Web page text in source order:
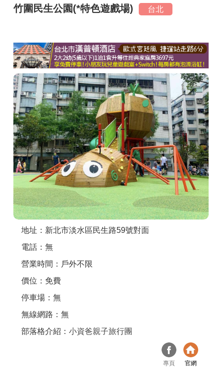
最新留言
商家合作
推薦景點
討論區
聯絡我們
APP下載
竹圍民生公園(*特色遊戲場) 台北
地址：新北市淡水區民生路59號對面
電話：無
營業時間：戶外不限
價位：免費
停車場：無
無線網路：無
部落格介紹： 小資爸親子旅行團
專頁 官網